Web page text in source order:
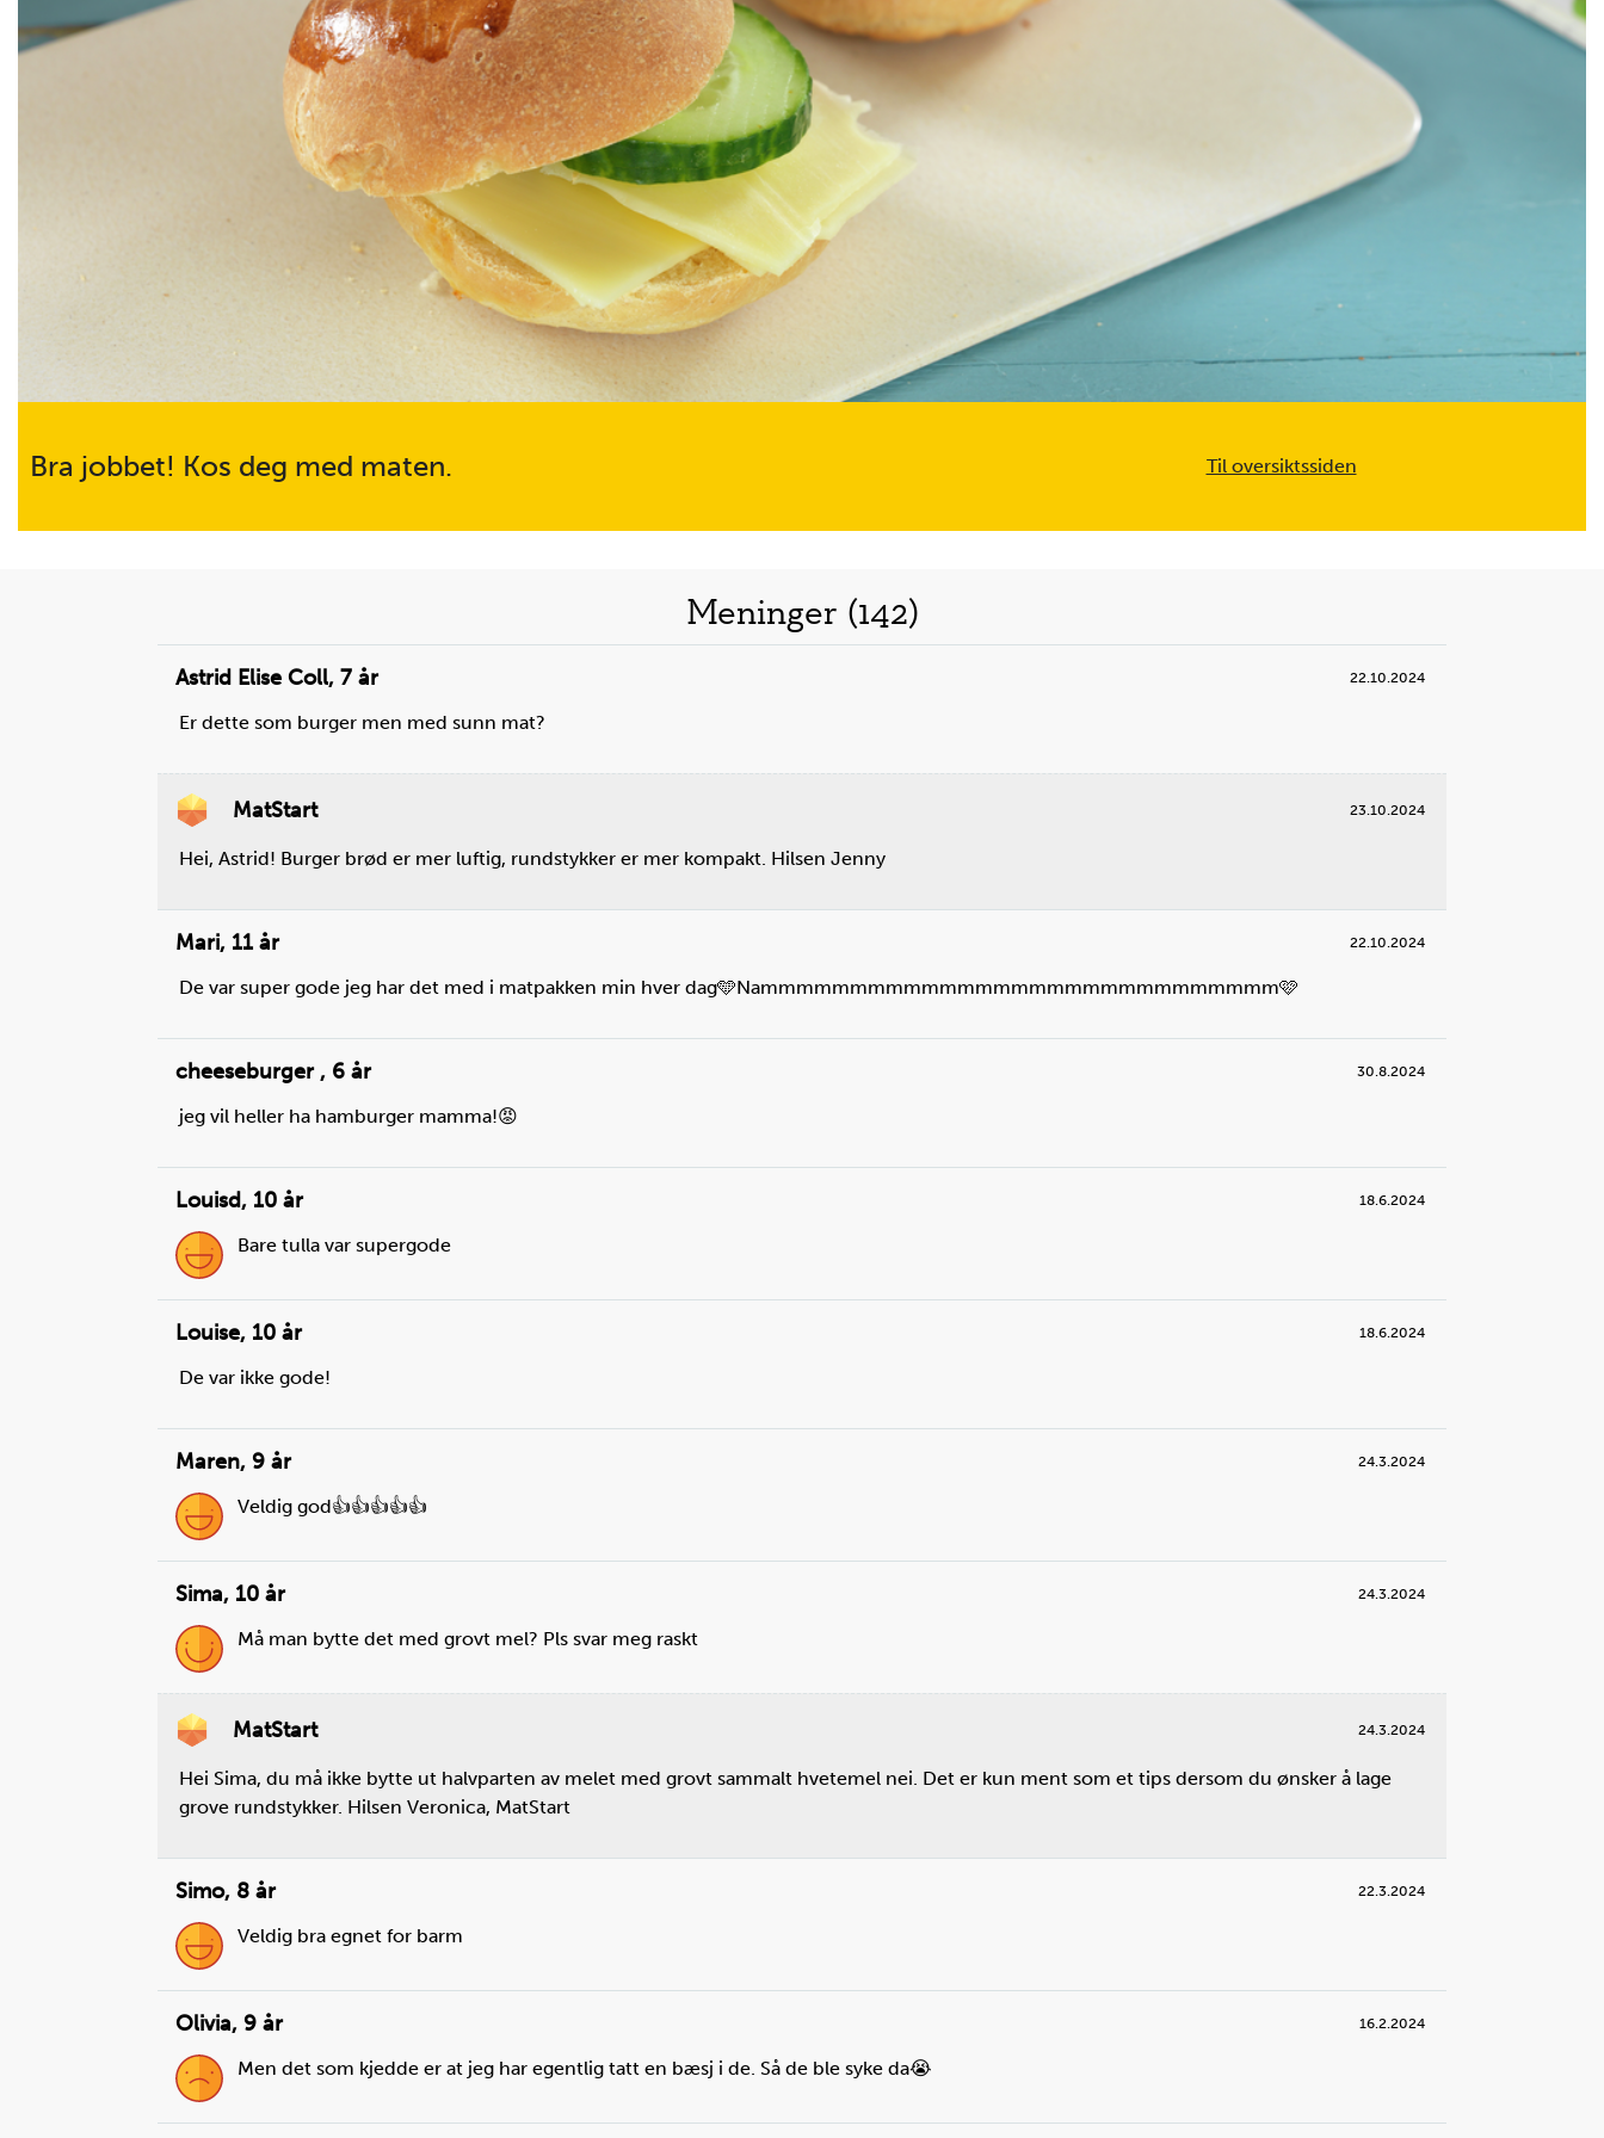
Bra jobbet! Kos deg med maten. Til oversiktssiden
Meninger (142)
Astrid Elise Coll, 7 år 22.10.2024
Er dette som burger men med sunn mat?
MatStart 23.10.2024
Hei, Astrid! Burger brød er mer luftig, rundstykker er mer kompakt. Hilsen Jenny
Mari, 11 år 22.10.2024
De var super gode jeg har det med i matpakken min hver dag🩵Nammmmmmmmmmmmmmmmmmmmmmmmmmmmm🩷
cheeseburger , 6 år 30.8.2024
jeg vil heller ha hamburger mamma!😡
Louisd, 10 år 18.6.2024
Bare tulla var supergode
Louise, 10 år 18.6.2024
De var ikke gode!
Maren, 9 år 24.3.2024
Veldig god👍👍👍👍👍
Sima, 10 år 24.3.2024
Må man bytte det med grovt mel? Pls svar meg raskt
MatStart 24.3.2024
Hei Sima, du må ikke bytte ut halvparten av melet med grovt sammalt hvetemel nei. Det er kun ment som et tips dersom du ønsker å lage
grove rundstykker. Hilsen Veronica, MatStart
Simo, 8 år 22.3.2024
Veldig bra egnet for barm
Olivia, 9 år 16.2.2024
Men det som kjedde er at jeg har egentlig tatt en bæsj i de. Så de ble syke da😭